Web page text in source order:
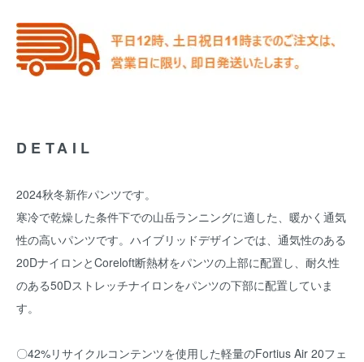
DETAIL
2024秋冬新作パンツです。
寒冷で乾燥した条件下での山岳ランニングに適した、暖かく通気
性の高いパンツです。ハイブリッドデザインでは、通気性のある
20DナイロンとCoreloft断熱材をパンツの上部に配置し、耐久性
のある50Dストレッチナイロンをパンツの下部に配置していま
す。
〇42%リサイクルコンテンツを使用した軽量のFortius Air 20フェ